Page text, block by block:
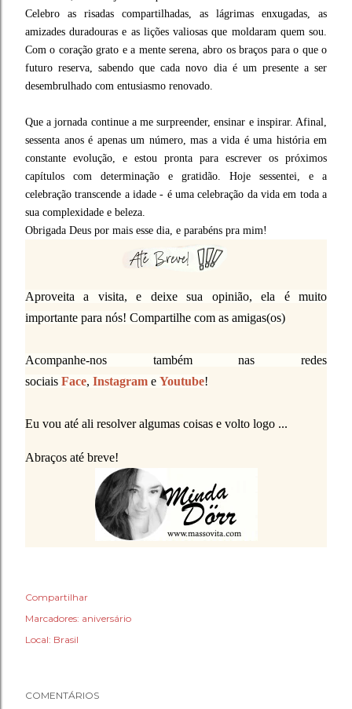
Celebro as risadas compartilhadas, as lágrimas enxugadas, as
amizades duradouras e as lições valiosas que moldaram quem sou.
Com o coração grato e a mente serena, abro os braços para o que o
futuro reserva, sabendo que cada novo dia é um presente a ser
desembrulhado com entusiasmo renovado.
Que a jornada continue a me surpreender, ensinar e inspirar. Afinal,
sessenta anos é apenas um número, mas a vida é uma história em
constante evolução, e estou pronta para escrever os próximos
capítulos com determinação e gratidão. Hoje sessentei, e a
celebração transcende a idade - é uma celebração da vida em toda a
sua complexidade e beleza.
Obrigada Deus por mais esse dia, e parabéns pra mim!
Aproveita a visita, e deixe sua opinião, ela é muito
importante para nós! Compartilhe com as amigas(os)
Acompanhe-nos também nas redes
sociais Face, Instagram e Youtube!
Eu vou até ali resolver algumas coisas e volto logo ...
Abraços até breve!
Compartilhar
Marcadores: aniversário
Local: Brasil
COMENTÁRIOS